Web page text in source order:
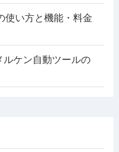
使い方と機能・料金
ルケン自動ツールの